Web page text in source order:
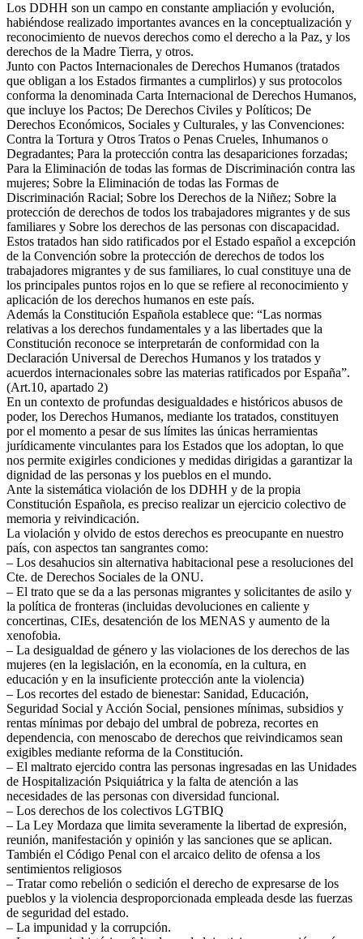
Los DDHH son un campo en constante ampliación y evolución,
habiéndose realizado importantes avances en la conceptualización y
reconocimiento de nuevos derechos como el derecho a la Paz, y los
derechos de la Madre Tierra, y otros.
Junto con Pactos Internacionales de Derechos Humanos (tratados
que obligan a los Estados firmantes a cumplirlos) y sus protocolos
conforma la denominada Carta Internacional de Derechos Humanos,
que incluye los Pactos; De Derechos Civiles y Políticos; De
Derechos Económicos, Sociales y Culturales, y las Convenciones:
Contra la Tortura y Otros Tratos o Penas Crueles, Inhumanos o
Degradantes; Para la protección contra las desapariciones forzadas;
Para la Eliminación de todas las formas de Discriminación contra las
mujeres; Sobre la Eliminación de todas las Formas de
Discriminación Racial; Sobre los Derechos de la Niñez; Sobre la
protección de derechos de todos los trabajadores migrantes y de sus
familiares y Sobre los derechos de las personas con discapacidad.
Estos tratados han sido ratificados por el Estado español a excepción
de la Convención sobre la protección de derechos de todos los
trabajadores migrantes y de sus familiares, lo cual constituye una de
los principales puntos rojos en lo que se refiere al reconocimiento y
aplicación de los derechos humanos en este país.
Además la Constitución Española establece que: “Las normas
relativas a los derechos fundamentales y a las libertades que la
Constitución reconoce se interpretarán de conformidad con la
Declaración Universal de Derechos Humanos y los tratados y
acuerdos internacionales sobre las materias ratificados por España”.
(Art.10, apartado 2)
En un contexto de profundas desigualdades e históricos abusos de
poder, los Derechos Humanos, mediante los tratados, constituyen
por el momento a pesar de sus límites las únicas herramientas
jurídicamente vinculantes para los Estados que los adoptan, lo que
nos permite exigirles condiciones y medidas dirigidas a garantizar la
dignidad de las personas y los pueblos en el mundo.
Ante la sistemática violación de los DDHH y de la propia
Constitución Española, es preciso realizar un ejercicio colectivo de
memoria y reivindicación.
La violación y olvido de estos derechos es preocupante en nuestro
país, con aspectos tan sangrantes como:
– Los desahucios sin alternativa habitacional pese a resoluciones del
Cte. de Derechos Sociales de la ONU.
– El trato que se da a las personas migrantes y solicitantes de asilo y
la política de fronteras (incluidas devoluciones en caliente y
concertinas, CIEs, desatención de los MENAS y aumento de la
xenofobia.
– La desigualdad de género y las violaciones de los derechos de las
mujeres (en la legislación, en la economía, en la cultura, en
educación y en la insuficiente protección ante la violencia)
– Los recortes del estado de bienestar: Sanidad, Educación,
Seguridad Social y Acción Social, pensiones mínimas, subsidios y
rentas mínimas por debajo del umbral de pobreza, recortes en
dependencia, con menoscabo de derechos que reivindicamos sean
exigibles mediante reforma de la Constitución.
– El maltrato ejercido contra las personas ingresadas en las Unidades
de Hospitalización Psiquiátrica y la falta de atención a las
necesidades de las personas con diversidad funcional.
– Los derechos de los colectivos LGTBIQ
– La Ley Mordaza que limita severamente la libertad de expresión,
reunión, manifestación y opinión y las sanciones que se aplican.
También el Código Penal con el arcaico delito de ofensa a los
sentimientos religiosos
– Tratar como rebelión o sedición el derecho de expresarse de los
pueblos y la violencia desproporcionada empleada desde las fuerzas
de seguridad del estado.
– La impunidad y la corrupción.